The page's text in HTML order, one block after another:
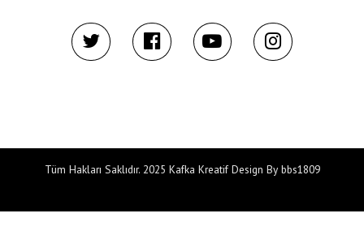
Tüm Hakları Saklıdır. 2025 Kafka Kreatif Design By bbs1809